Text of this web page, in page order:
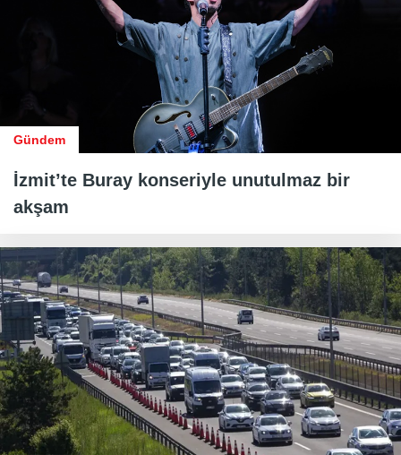
Gündem
İzmit’te Buray konseriyle unutulmaz bir
akşam